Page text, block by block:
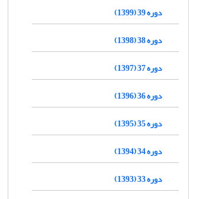
دوره 39 (1399)
دوره 38 (1398)
دوره 37 (1397)
دوره 36 (1396)
دوره 35 (1395)
دوره 34 (1394)
دوره 33 (1393)